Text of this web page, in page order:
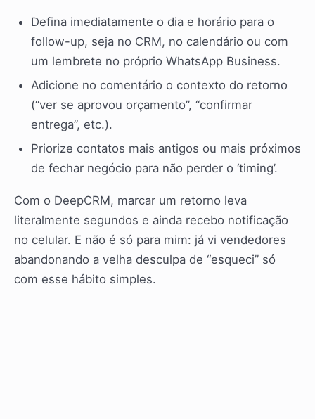
Defina imediatamente o dia e horário para o
follow-up, seja no CRM, no calendário ou com
um lembrete no próprio WhatsApp Business.
Adicione no comentário o contexto do retorno
(“ver se aprovou orçamento”, “confirmar
entrega”, etc.).
Priorize contatos mais antigos ou mais próximos
de fechar negócio para não perder o ‘timing’.
Com o DeepCRM, marcar um retorno leva
literalmente segundos e ainda recebo notificação
no celular. E não é só para mim: já vi vendedores
abandonando a velha desculpa de “esqueci” só
com esse hábito simples.